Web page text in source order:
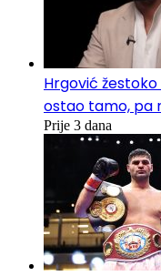
Hrgović
ostao tamo, pa
Prije 3 dana